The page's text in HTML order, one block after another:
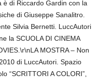
è di Riccardo Gardin con la
di Giuseppe Sanalitro.
Silvia Bernetti. LuccAutori
la SCUOLA DI CINEMA
MOSTRA – Non
di LuccAutori. Spazio
“SCRITTORI A COLORI”,